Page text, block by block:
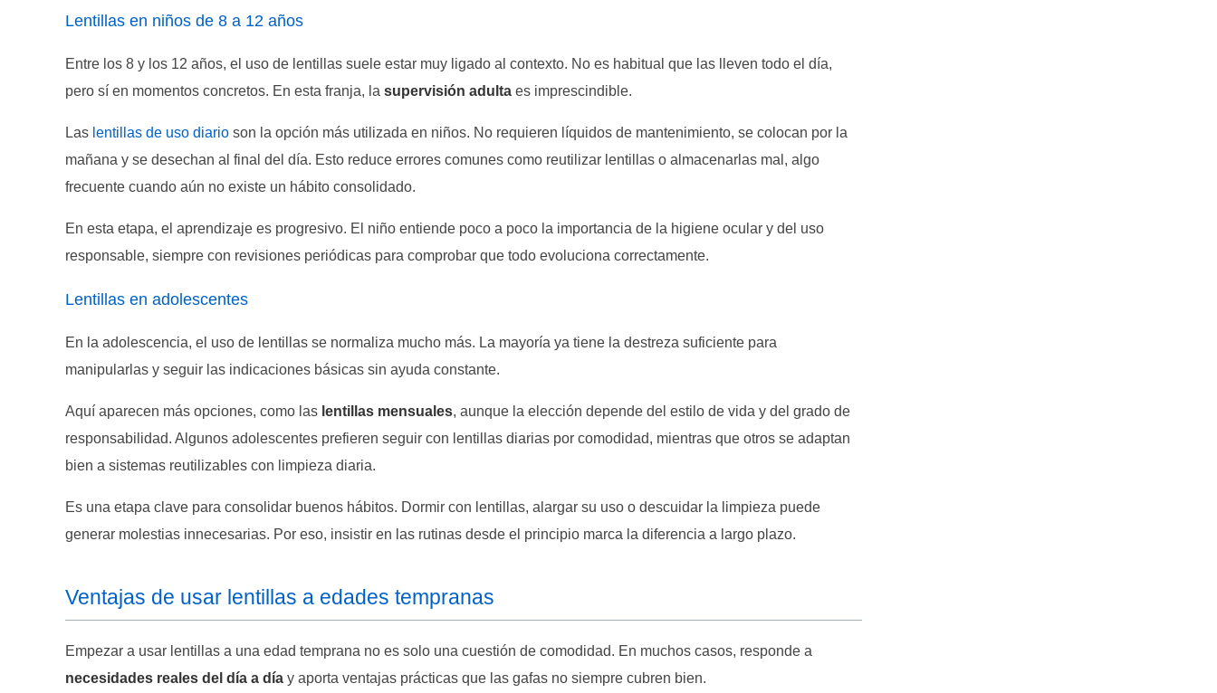
Lentillas en niños de 8 a 12 años
Entre los 8 y los 12 años, el uso de lentillas suele estar muy ligado al contexto. No es habitual que las lleven todo el día,
pero sí en momentos concretos. En esta franja, la supervisión adulta es imprescindible.
Las lentillas de uso diario son la opción más utilizada en niños. No requieren líquidos de mantenimiento, se colocan por la
mañana y se desechan al final del día. Esto reduce errores comunes como reutilizar lentillas o almacenarlas mal, algo
frecuente cuando aún no existe un hábito consolidado.
En esta etapa, el aprendizaje es progresivo. El niño entiende poco a poco la importancia de la higiene ocular y del uso
responsable, siempre con revisiones periódicas para comprobar que todo evoluciona correctamente.
Lentillas en adolescentes
En la adolescencia, el uso de lentillas se normaliza mucho más. La mayoría ya tiene la destreza suficiente para
manipularlas y seguir las indicaciones básicas sin ayuda constante.
Aquí aparecen más opciones, como las lentillas mensuales, aunque la elección depende del estilo de vida y del grado de
responsabilidad. Algunos adolescentes prefieren seguir con lentillas diarias por comodidad, mientras que otros se adaptan
bien a sistemas reutilizables con limpieza diaria.
Es una etapa clave para consolidar buenos hábitos. Dormir con lentillas, alargar su uso o descuidar la limpieza puede
generar molestias innecesarias. Por eso, insistir en las rutinas desde el principio marca la diferencia a largo plazo.
Ventajas de usar lentillas a edades tempranas
Empezar a usar lentillas a una edad temprana no es solo una cuestión de comodidad. En muchos casos, responde a
necesidades reales del día a día y aporta ventajas prácticas que las gafas no siempre cubren bien.